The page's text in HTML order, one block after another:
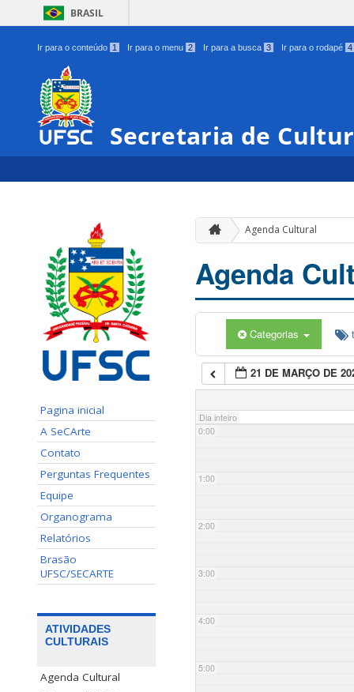
BRASIL
Ir para o conteúdo 1 Ir para o menu 2 Ir para a busca 3 Ir para o rodapé 4
Secretaria de
Pagina inicial
A SeCArte
Contato
Perguntas Frequentes
Equipe
Organograma
Relatórios
Brasão
UFSC/SECARTE
ATIVIDADES
CULTURAIS
Agenda Cultural
Agenda Cultural
Agenda
Categorias
21 DE MARÇO DE
Dia inteiro
0:00
1:00
2:00
3:00
4:00
5:00